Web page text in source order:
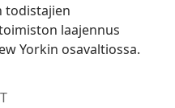
todistajien
laajennus
Yorkin osavaltiossa.